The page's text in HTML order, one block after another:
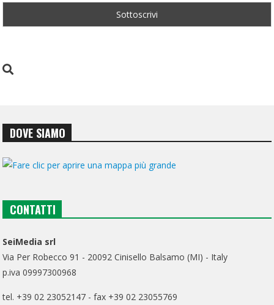
DOVE SIAMO
CONTATTI
SeiMedia srl
Via Per Robecco 91 - 20092 Cinisello Balsamo (MI) - Italy
p.iva 09997300968
tel. +39 02 23052147 - fax +39 02 23055769